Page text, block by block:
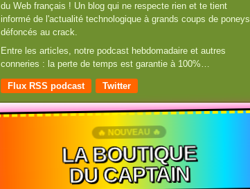
du Web français ! Un blog qui ne respecte rien et te tient
informé de l'actualité technologique à grands coups de poneys
défoncés au crack.
Entre les articles, notre podcast hebdomadaire et autres
conneries : la perte de temps est garantie à 100%…
Flux RSS podcast Twitter
🔥 NOUVEAU 🔥
LA BOUTIQUE
DU CAPTAIN